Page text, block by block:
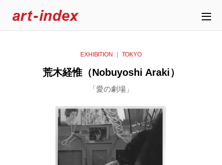
EXHIBITION ｜ TOKYO
荒木経惟（Nobuyoshi Araki）
「愛の劇場」